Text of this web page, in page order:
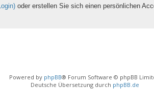
oder erstellen Sie sich einen persönlichen
Powered by phpBB® Forum Software © phpBB
Deutsche Übersetzung durch phpBB.de